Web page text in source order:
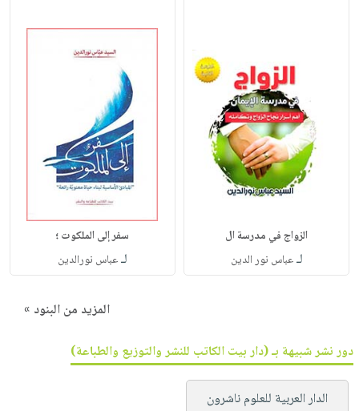
الزواج في مدرسة ال
لـعباس نور الدين
سفر إلى الملكوت ؛
لـعباس نورالدين
المزيد من البنود »
دور نشر شبيهة بـ (دار بيت الكاتب للنشر والتوزيع والطباعة)
الدار العربية للعلوم ناشرون